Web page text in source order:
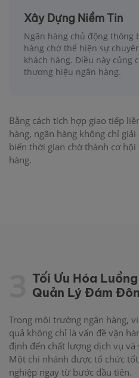
Xây Dựng Niềm Tin
Ngân hàng chủ động thông
hàng chờ thể hiện sự
khách hàng. Điều này củng
thương hiệu ngân hàng.
Bằng cách tích hợp giao tiếp
hàng, ngân hàng không chỉ
biến thời gian chờ thành cơ
hàng.
Tối Ưu Hóa
Quản Lý Đám
Trong môi trường ngân hàng,
quả không chỉ là vấn đề vận
định đến chất lượng dịch vụ và
Một chi nhánh được tổ chức
nghiệp ngay từ bước đầu tiên.